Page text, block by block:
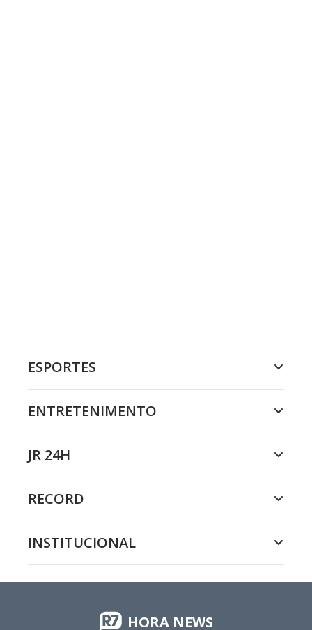
ESPORTES
ENTRETENIMENTO
JR 24H
RECORD
INSTITUCIONAL
HORA NEWS